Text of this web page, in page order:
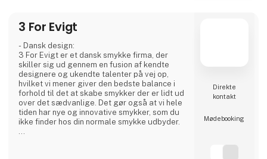
3 For Evigt
- Dansk design:
3 For Evigt er et dansk smykke firma, der
skiller sig ud gennem en fusion af kendte
designere og ukendte talenter på vej op,
hvilket vi mener giver den bedste balance i
forhold til det at skabe smykker der er lidt ud
over det sædvanlige. Det gør også at vi hele
tiden har nye og innovative smykker, som du
ikke finder hos din normale smykke udbyder.
Direkte
kontakt
Møde­booking